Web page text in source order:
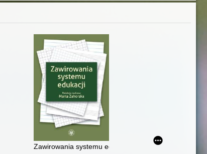
zawodowych - realia czy iluzje?
Zawirowania systemu edukacji : z perspektywy